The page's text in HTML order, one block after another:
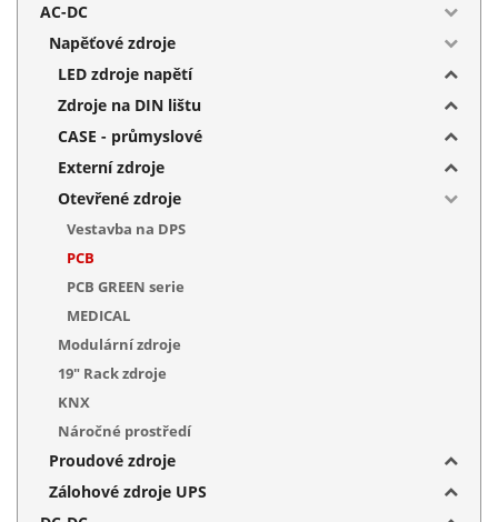
AC-DC
Napěťové zdroje
LED zdroje napětí
Zdroje na DIN lištu
CASE - průmyslové
Externí zdroje
Otevřené zdroje
Vestavba na DPS
PCB
PCB GREEN serie
MEDICAL
Modulární zdroje
19" Rack zdroje
KNX
Náročné prostředí
Proudové zdroje
Zálohové zdroje UPS